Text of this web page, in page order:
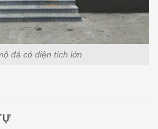
đá có diện tích lớn